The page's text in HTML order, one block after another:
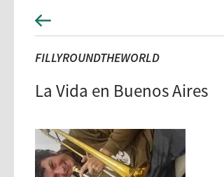
FILLYROUNDTHEWORLD
La Vida en Buenos Aires